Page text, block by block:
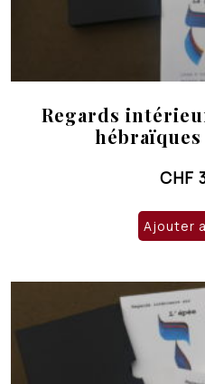
Regards
CHF
Ajouter